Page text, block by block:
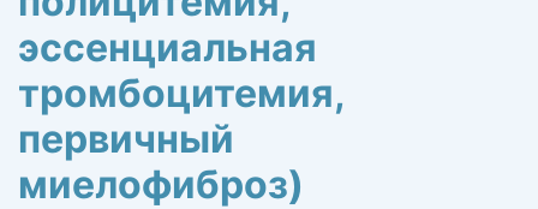
эссенциальная
тромбоцитемия,
первичный
миелофиброз)